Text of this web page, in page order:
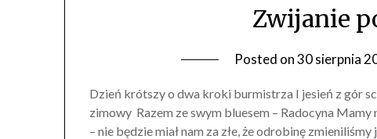
Zwijanie
Posted on30 sierpnia
Dzień krótszy o dwa kroki burmistrza I jesień z gór
zimowy Razem ze swym bluesem – Radocyna Mamy
– nie będzie miał nam za złe, że odrobinę